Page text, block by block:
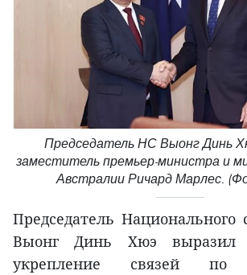
Председатель НС Выонг Динь
заместитель премьер-министра и
Австралии Ричард Марлес.
Председатель Национального
Выонг Динь Хюэ выразил
укрепление связей по